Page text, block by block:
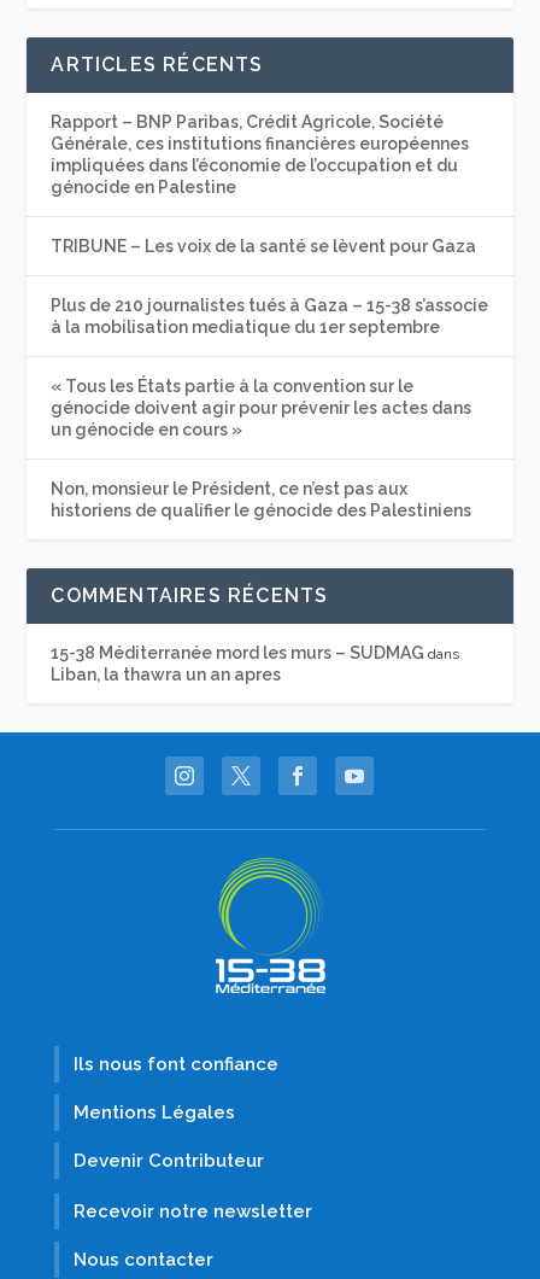
ARTICLES RÉCENTS
Rapport – BNP Paribas, Crédit Agricole, Société
Générale, ces institutions financières européennes
impliquées dans l’économie de l’occupation et du
génocide en Palestine
TRIBUNE – Les voix de la santé se lèvent pour Gaza
Plus de 210 journalistes tués à Gaza – 15-38 s’associe
à la mobilisation mediatique du 1er septembre
« Tous les États partie à la convention sur le
génocide doivent agir pour prévenir les actes dans
un génocide en cours »
Non, monsieur le Président, ce n’est pas aux
historiens de qualifier le génocide des Palestiniens
COMMENTAIRES RÉCENTS
15-38 Méditerranée mord les murs – SUDMAG dans
Liban, la thawra un an apres
Ils nous font confiance
Mentions Légales
Devenir Contributeur
Recevoir notre newsletter
Nous contacter